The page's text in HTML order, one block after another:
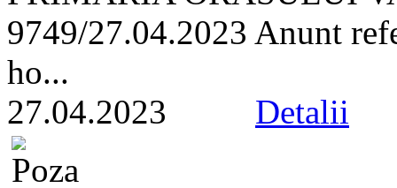
9749/27.04.2023 Anunt
ho...
27.04.2023 Detalii